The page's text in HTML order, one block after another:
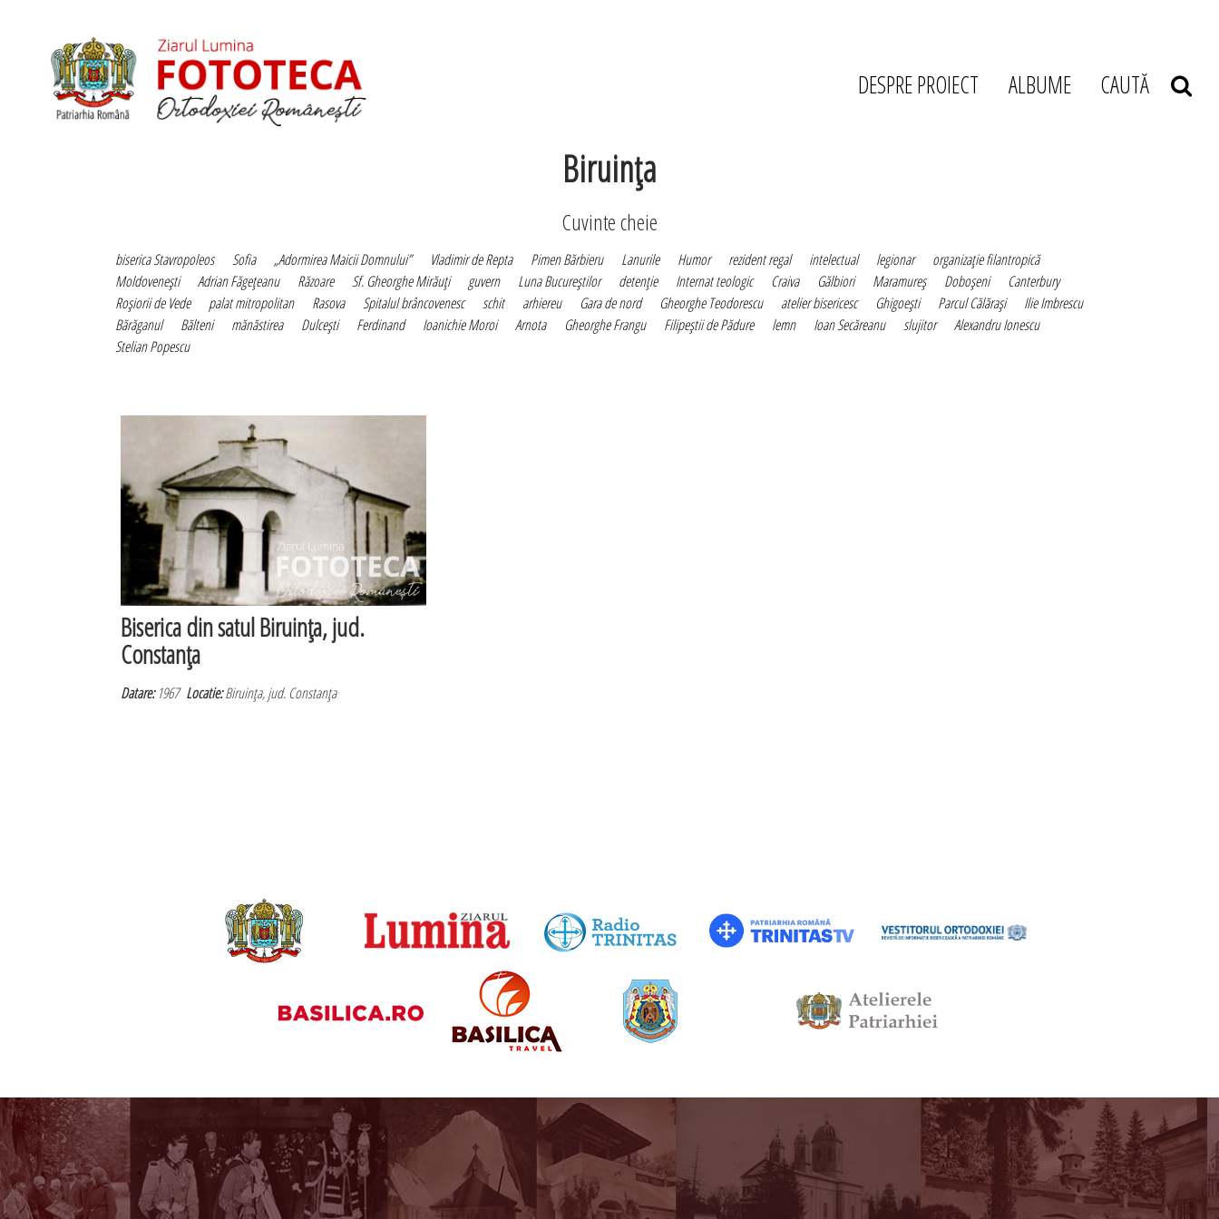
DESPRE PROIECT ALBUME CAUTĂ
Biruinţa
Cuvinte cheie
biserica Stavropoleos Sofia „Adormirea Maicii Domnului” Vladimir de Repta Pimen Bărbieru Lanurile Humor rezident regal intelectual legionar
organizaţie filantropică
Moldoveneşti
Adrian Făgeţeanu Răzoare Sf. Gheorghe Mirăuţi guvern Luna Bucureştilor detenţie Internat teologic Craiva Gălbiori Maramureş Doboşeni
Canterbury
Roşiorii de Vede
palat mitropolitan Rasova Spitalul brâncovenesc schit arhiereu Gara de nord Gheorghe Teodorescu atelier bisericesc Ghigoeşti Parcul Călăraşi
Ilie Imbrescu
Bărăganul
Bălteni mănăstirea Dulceşti Ferdinand Ioanichie Moroi Arnota Gheorghe Frangu Filipeştii de Pădure lemn Ioan Secăreanu slujitor
Alexandru Ionescu
Stelian Popescu
Biserica din satul Biruinţa, jud.
Constanţa
Datare:1967Locatie:Biruinţa, jud. Constanţa